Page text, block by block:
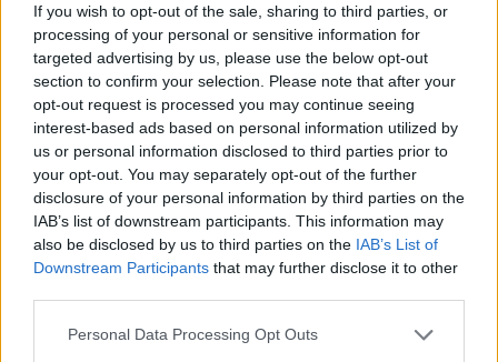
If you wish to opt-out of the sale, sharing to third parties, or
processing of your personal or sensitive information for
targeted advertising by us, please use the below opt-out
section to confirm your selection. Please note that after your
opt-out request is processed you may continue seeing
interest-based ads based on personal information utilized by
us or personal information disclosed to third parties prior to
your opt-out. You may separately opt-out of the further
disclosure of your personal information by third parties on the
IAB’s list of downstream participants. This information may
also be disclosed by us to third parties on the IAB’s List of
Downstream Participants that may further disclose it to other
Personal Data Processing Opt Outs
Fragilidad
Ver todas sus letras por orden alfabético
+ Pedro Aznar
Discografía Biografía Ranking
Añadir Letra
Pedro Aznar: Un Virtuoso Multifacético en la